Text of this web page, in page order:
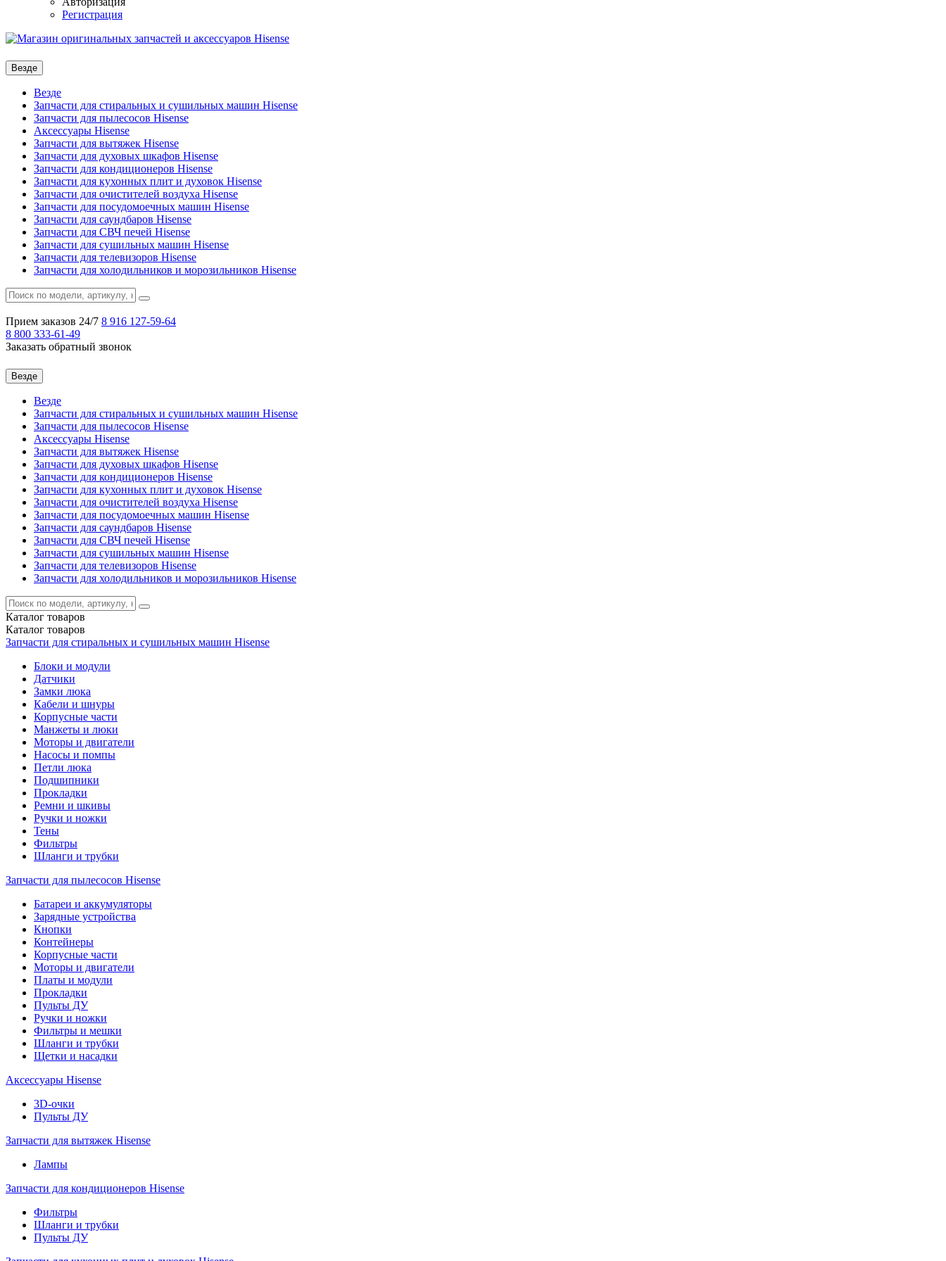
Регистрация
Везде
Везде
Запчасти для стиральных и сушильных машин Hisense
Запчасти для пылесосов Hisense
Аксессуары Hisense
Запчасти для вытяжек Hisense
Запчасти для духовых шкафов Hisense
Запчасти для кондиционеров Hisense
Запчасти для кухонных плит и духовок Hisense
Запчасти для очистителей воздуха Hisense
Запчасти для посудомоечных машин Hisense
Запчасти для саундбаров Hisense
Запчасти для СВЧ печей Hisense
Запчасти для сушильных машин Hisense
Запчасти для телевизоров Hisense
Запчасти для холодильников и морозильников Hisense
Прием заказов 24/7 8 916 127-59-64
8 800 333-61-49
Заказать обратный звонок
Везде
Везде
Запчасти для стиральных и сушильных машин Hisense
Запчасти для пылесосов Hisense
Аксессуары Hisense
Запчасти для вытяжек Hisense
Запчасти для духовых шкафов Hisense
Запчасти для кондиционеров Hisense
Запчасти для кухонных плит и духовок Hisense
Запчасти для очистителей воздуха Hisense
Запчасти для посудомоечных машин Hisense
Запчасти для саундбаров Hisense
Запчасти для СВЧ печей Hisense
Запчасти для сушильных машин Hisense
Запчасти для телевизоров Hisense
Запчасти для холодильников и морозильников Hisense
Каталог товаров
Каталог товаров
Запчасти для стиральных и сушильных машин Hisense
Блоки и модули
Датчики
Замки люка
Кабели и шнуры
Корпусные части
Манжеты и люки
Моторы и двигатели
Насосы и помпы
Петли люка
Подшипники
Прокладки
Ремни и шкивы
Ручки и ножки
Тены
Фильтры
Шланги и трубки
Запчасти для пылесосов Hisense
Батареи и аккумуляторы
Зарядные устройства
Кнопки
Контейнеры
Корпусные части
Моторы и двигатели
Платы и модули
Прокладки
Пульты ДУ
Ручки и ножки
Фильтры и мешки
Шланги и трубки
Щетки и насадки
Аксессуары Hisense
3D-очки
Пульты ДУ
Запчасти для вытяжек Hisense
Лампы
Запчасти для кондиционеров Hisense
Фильтры
Шланги и трубки
Пульты ДУ